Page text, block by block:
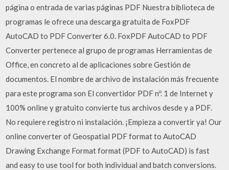
página o entrada de varias páginas PDF Nuestra biblioteca de
programas le ofrece una descarga gratuita de FoxPDF
AutoCAD to PDF Converter 6.0. FoxPDF AutoCAD to PDF
Converter pertenece al grupo de programas Herramientas de
Office, en concreto al de aplicaciones sobre Gestión de
documentos. El nombre de archivo de instalación más frecuente
para este programa son El convertidor PDF nº. 1 de Internet y
100% online y gratuito convierte tus archivos desde y a PDF.
No requiere registro ni instalación. ¡Empieza a convertir ya! Our
online converter of Geospatial PDF format to AutoCAD
Drawing Exchange Format format (PDF to AutoCAD) is fast
and easy to use tool for both individual and batch conversions.